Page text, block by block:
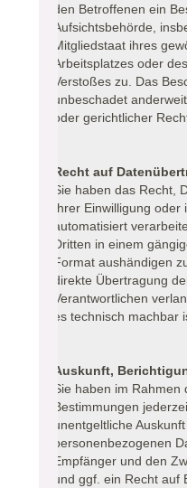
den Betroffenen ein
Aufsichtsbehörde,
Mitgliedstaat ihres
Arbeitsplatzes oder
Verstoßes zu. Das
unbeschadet
oder gerichtlicher
Recht auf
Sie haben das Recht,
Ihrer Einwilligung
automatisiert
Dritten in einem
Format aushändigen
direkte Übertragung
Verantwortlichen
es technisch machbar
Auskunft,
Sie haben im
Bestimmungen
unentgeltliche
personenbezogenen
Empfänger und den
und ggf. ein Recht auf